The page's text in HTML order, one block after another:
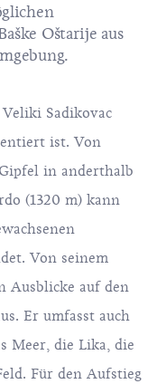
Oštarije aus
Sadikovac
ist. Von
in anderthalb
(1320 m) kann
Von seinem
Ausblicke auf den
Er umfasst auch
Meer, die Lika, die
Für den Aufstieg